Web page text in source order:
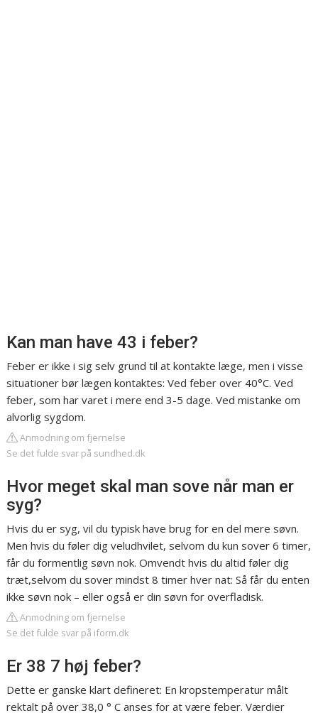
Kan man have 43 i feber?
Feber er ikke i sig selv grund til at kontakte læge, men i visse
situationer bør lægen kontaktes: Ved feber over 40°C. Ved
feber, som har varet i mere end 3-5 dage. Ved mistanke om
alvorlig sygdom.
Anmodning om fjernelse
Se det fulde svar på sundhed.dk
Hvor meget skal man sove når man er
syg?
Hvis du er syg, vil du typisk have brug for en del mere søvn.
Men hvis du føler dig veludhvilet, selvom du kun sover 6 timer,
får du formentlig søvn nok. Omvendt hvis du altid føler dig
træt,selvom du sover mindst 8 timer hver nat: Så får du enten
ikke søvn nok – eller også er din søvn for overfladisk.
Anmodning om fjernelse
Se det fulde svar på iform.dk
Er 38 7 høj feber?
Dette er ganske klart defineret: En kropstemperatur målt
rektalt på over 38,0 ° C anses for at være feber. Værdier